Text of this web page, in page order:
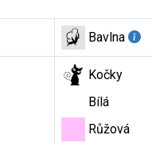
Bavlna
Kočky
Bílá
Růžová